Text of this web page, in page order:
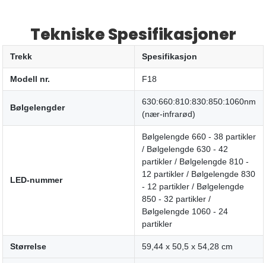
Tekniske Spesifikasjoner
Trekk Spesifikasjon
Modell nr. F18
Bølgelengder
630:660:810:830:850:1060nm
(nær-infrarød)
LED-nummer
Bølgelengde 660 - 38 partikler
/ Bølgelengde 630 - 42
partikler / Bølgelengde 810 -
12 partikler / Bølgelengde 830
- 12 partikler / Bølgelengde
850 - 32 partikler /
Bølgelengde 1060 - 24
partikler
Størrelse 59,44 x 50,5 x 54,28 cm